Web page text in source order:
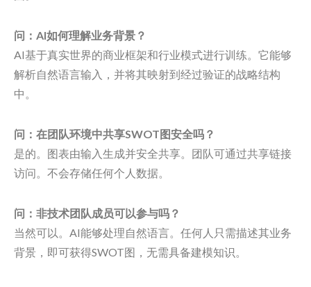
问：AI如何理解业务背景？
AI基于真实世界的商业框架和行业模式进行训练。它能够
解析自然语言输入，并将其映射到经过验证的战略结构
中。
问：在团队环境中共享SWOT图安全吗？
是的。图表由输入生成并安全共享。团队可通过共享链接
访问。不会存储任何个人数据。
问：非技术团队成员可以参与吗？
当然可以。AI能够处理自然语言。任何人只需描述其业务
背景，即可获得SWOT图，无需具备建模知识。